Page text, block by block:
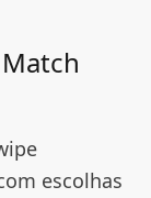
escolhas